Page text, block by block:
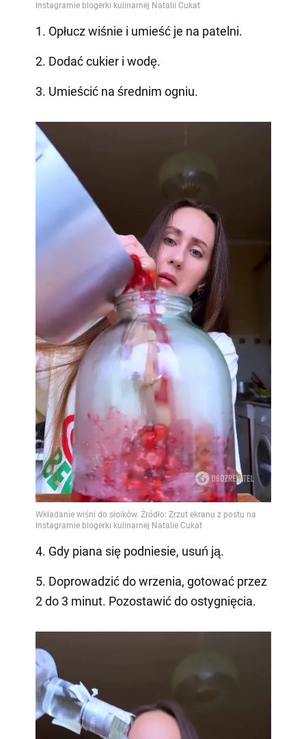
1. Opłucz wiśnie i umieść je na patelni.
2. Dodać cukier i wodę.
3. Umieścić na średnim ogniu.
4. Gdy piana się podniesie, usuń ją.
5. Doprowadzić do wrzenia, gotować przez
2 do 3 minut. Pozostawić do ostygnięcia.